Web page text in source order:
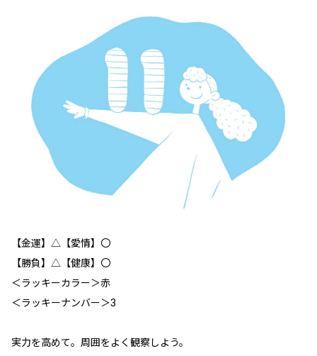
【金運】△【愛情】〇
【勝負】△【健康】〇
＜ラッキーカラー＞赤
＜ラッキーナンバー＞3
実力を高めて。周囲をよく観察しよう。